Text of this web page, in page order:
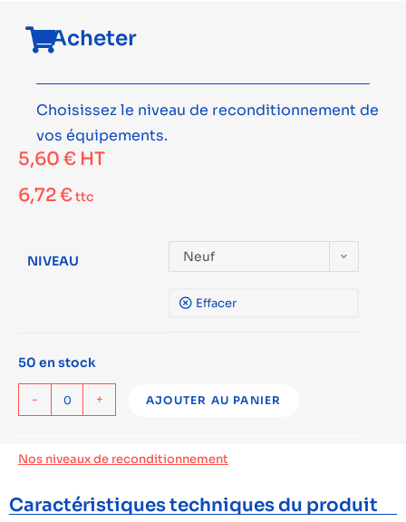
Acheter
Choisissez le niveau de reconditionnement de
vos équipements.
5,60 € HT
6,72€ttc
NIVEAU Neuf
Effacer
50 en stock
- + AJOUTER AU PANIER
Nos niveaux de reconditionnement
Caractéristiques techniques du produit